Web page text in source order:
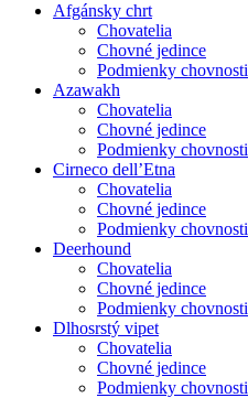
Afgánsky chrt
Chovatelia
Chovné jedince
Podmienky chovnosti
Azawakh
Chovatelia
Chovné jedince
Podmienky chovnosti
Cirneco dell’Etna
Chovatelia
Chovné jedince
Podmienky chovnosti
Deerhound
Chovatelia
Chovné jedince
Podmienky chovnosti
Dlhosrstý vipet
Chovatelia
Chovné jedince
Podmienky chovnosti